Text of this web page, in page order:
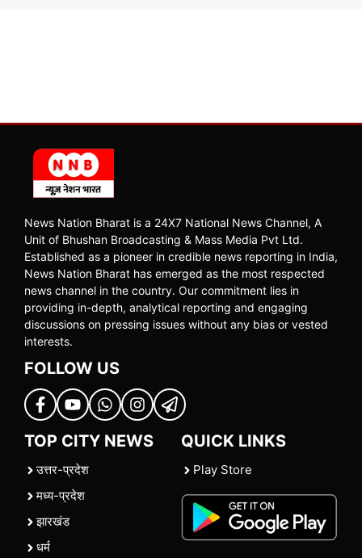
News Nation Bharat is a 24X7 National News Channel, A
Unit of Bhushan Broadcasting & Mass Media Pvt Ltd.
Established as a pioneer in credible news reporting in India,
News Nation Bharat has emerged as the most respected
news channel in the country. Our commitment lies in
providing in-depth, analytical reporting and engaging
discussions on pressing issues without any bias or vested
interests.
FOLLOW US
TOP CITY NEWS
उत्तर-प्रदेश
मध्य-प्रदेश
झारखंड
धर्म
QUICK LINKS
Play Store